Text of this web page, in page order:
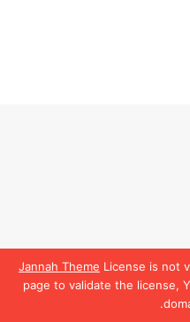
Jannah Theme License is not
page to validate the license,